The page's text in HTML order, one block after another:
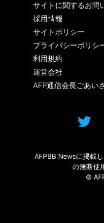
サイトに関するお問
採用情報
サイトポリシー
プライバシーポリシ
利用規約
運営会社
AFP通信会長ごあい
AFPBB Newsに掲載
の無断使
©